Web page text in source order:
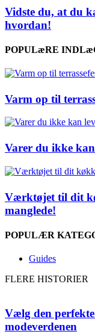
Vidste du, at du
hvordan!
POPULæRE
Varm op til
Varer du ikke kan
Værktøjet til dit
manglede!
POPULÆR
Guides
FLERE HISTORIER
Vælg den
modeverdenen